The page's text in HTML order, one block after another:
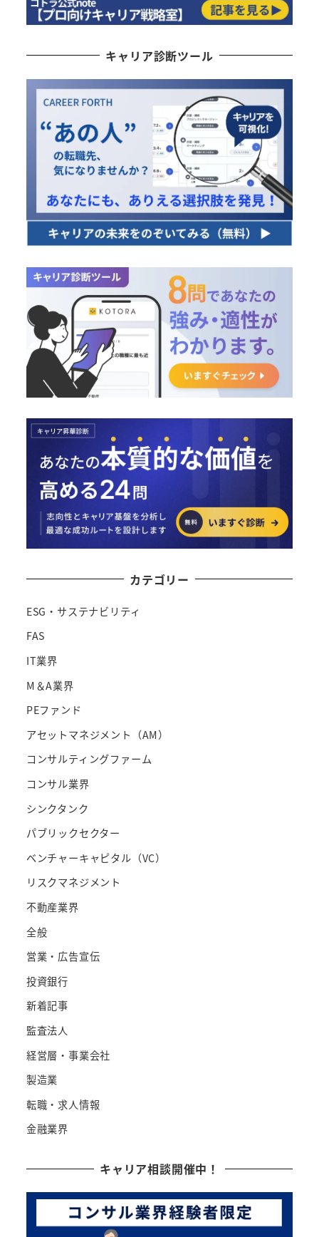
キャリア診断ツール
カテゴリー
ESG・サステナビリティ
FAS
IT業界
M＆A業界
PEファンド
アセットマネジメント（AM）
コンサルティングファーム
コンサル業界
シンクタンク
パブリックセクター
ベンチャーキャピタル（VC）
リスクマネジメント
不動産業界
全般
営業・広告宣伝
投資銀行
新着記事
監査法人
経営層・事業会社
製造業
転職・求人情報
金融業界
キャリア相談開催中！